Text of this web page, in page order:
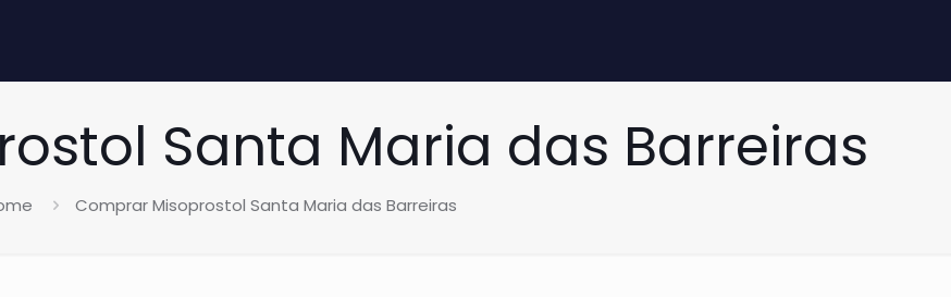
Santa Maria das Barreiras
Comprar Misoprostol Santa Maria das Barreiras